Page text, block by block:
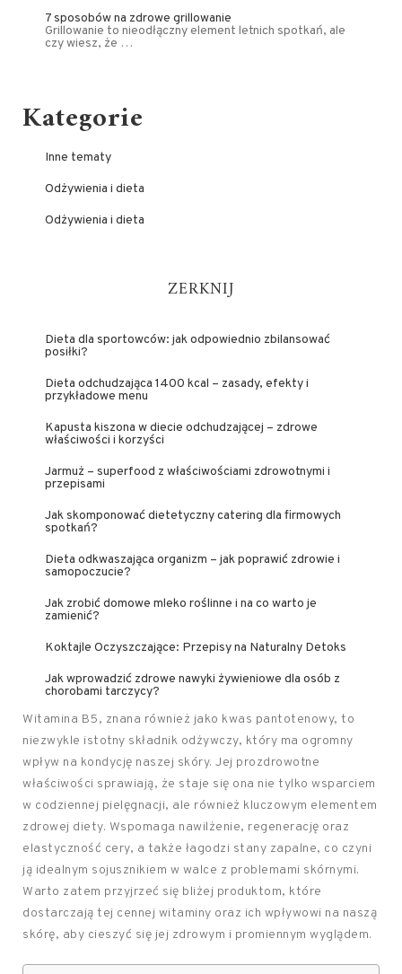
7 sposobów na zdrowe grillowanie
Grillowanie to nieodłączny element letnich spotkań, ale
czy wiesz, że …
Kategorie
Inne tematy
Odżywienia i dieta
Odżywienia i dieta
ZERKNIJ
Dieta dla sportowców: jak odpowiednio zbilansować
posiłki?
Dieta odchudzająca 1400 kcal – zasady, efekty i
przykładowe menu
Kapusta kiszona w diecie odchudzającej – zdrowe
właściwości i korzyści
Jarmuż – superfood z właściwościami zdrowotnymi i
przepisami
Jak skomponować dietetyczny catering dla firmowych
spotkań?
Dieta odkwaszająca organizm – jak poprawić zdrowie i
samopoczucie?
Jak zrobić domowe mleko roślinne i na co warto je
zamienić?
Koktajle Oczyszczające: Przepisy na Naturalny Detoks
Jak wprowadzić zdrowe nawyki żywieniowe dla osób z
chorobami tarczycy?
Witamina B5, znana również jako kwas pantotenowy, to
niezwykle istotny składnik odżywczy, który ma ogromny
wpływ na kondycję naszej skóry. Jej prozdrowotne
właściwości sprawiają, że staje się ona nie tylko wsparciem
w codziennej pielęgnacji, ale również kluczowym elementem
zdrowej diety. Wspomaga nawilżenie, regenerację oraz
elastyczność cery, a także łagodzi stany zapalne, co czyni
ją idealnym sojusznikiem w walce z problemami skórnymi.
Warto zatem przyjrzeć się bliżej produktom, które
dostarczają tej cennej witaminy oraz ich wpływowi na naszą
skórę, aby cieszyć się jej zdrowym i promiennym wyglądem.